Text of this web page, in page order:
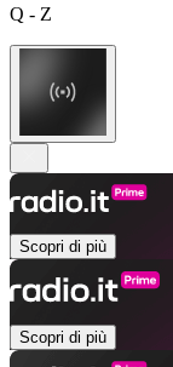
Q - Z
Scopri di più
Scopri di più